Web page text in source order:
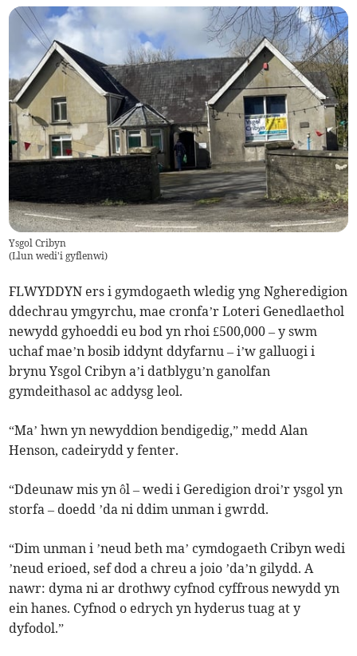
Ysgol Cribyn
(Llun wedi'i gyflenwi)
FLWYDDYN ers i gymdogaeth wledig yng Ngheredigion
ddechrau ymgyrchu, mae cronfa’r Loteri Genedlaethol
newydd gyhoeddi eu bod yn rhoi £500,000 – y swm
uchaf mae’n bosib iddynt ddyfarnu – i’w galluogi i
brynu Ysgol Cribyn a’i datblygu’n ganolfan
gymdeithasol ac addysg leol.
“Ma’ hwn yn newyddion bendigedig,” medd Alan
Henson, cadeirydd y fenter.
“Ddeunaw mis yn ôl – wedi i Geredigion droi’r ysgol yn
storfa – doedd ’da ni ddim unman i gwrdd.
“Dim unman i ’neud beth ma’ cymdogaeth Cribyn wedi
’neud erioed, sef dod a chreu a joio ’da’n gilydd. A
nawr: dyma ni ar drothwy cyfnod cyffrous newydd yn
ein hanes. Cyfnod o edrych yn hyderus tuag at y
dyfodol.”